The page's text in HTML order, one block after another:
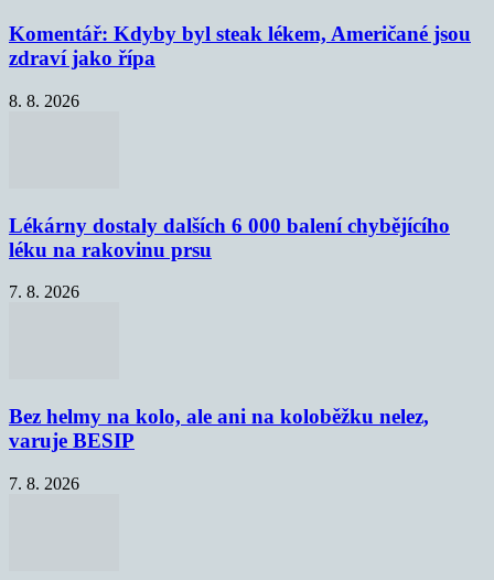
Komentář: Kdyby byl steak lékem, Američané jsou
zdraví jako řípa
8. 8. 2026
Lékárny dostaly dalších 6 000 balení chybějícího
léku na rakovinu prsu
7. 8. 2026
Bez helmy na kolo, ale ani na koloběžku nelez,
varuje BESIP
7. 8. 2026